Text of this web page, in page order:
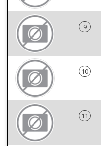
9
10
11